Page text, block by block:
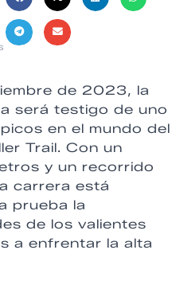
de 2023, la
será testigo de uno
en el mundo del
Trail. Con un
y un recorrido
carrera está
prueba la
de los valientes
a enfrentar la alta